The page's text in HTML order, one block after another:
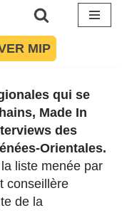
MIP
à 10:38
qui se
Made In
des
Orientales.
liste menée par
conseillère
de la